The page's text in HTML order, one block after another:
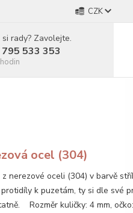
CZK
rady? Zavolejte.
533 353
ocel (304)
nerezové oceli (304) v barvě
k puzetám, ty si dle své
Rozměr kuličky: 4 mm,